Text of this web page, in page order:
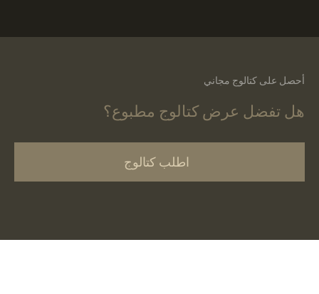
أحصل على كتالوج مجاني
هل تفضل عرض كتالوج مطبوع؟
اطلب كتالوج